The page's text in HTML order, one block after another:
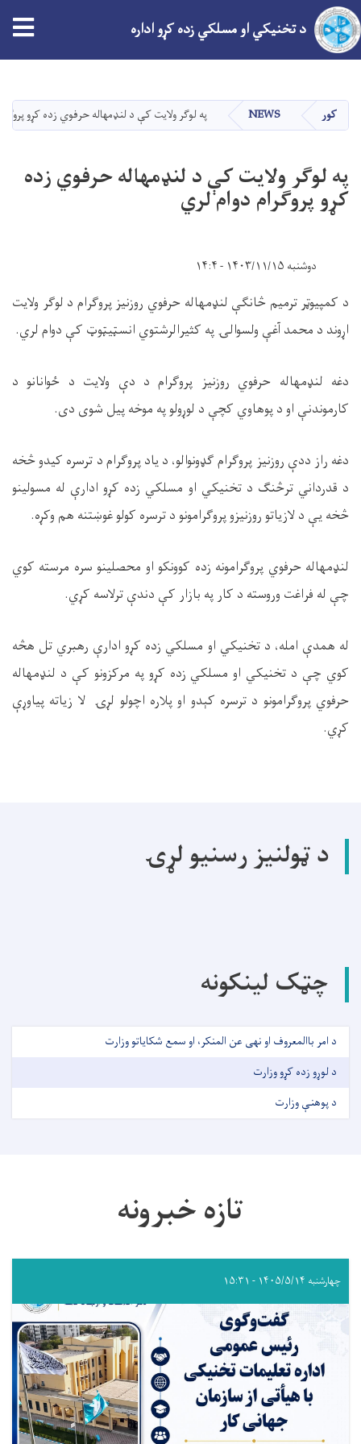
دانګل
د تخنیکي او مسلکي زده کړو اداره
کور NEWS په لوګر ولایت کې د لنډمهاله حرفوي زده کړو
په لوګر ولایت کې د لنډمهاله حرفوي زده
کړو پروګرام دوام لري
دوشنبه ۱۴۰۳/۱۱/۱۵ - ۱۴:۴
د کمپیوټر ترمیم څانګې لنډمهاله حرفوي روزنیز پروګرام د لوګر ولایت
اړوند د محمد آغې ولسوالۍ په کثیرالرشتوي انسټیټوټ کې دوام لري.
دغه لنډمهاله حرفوي روزنیز پروګرام د دې ولایت د ځوانانو د
کارموندنې او د پوهاوي کچې د لوړولو په موخه پیل شوی دی.
دغه راز ددې روزنیز پروګرام ګډونوالو، د یاد پروګرام د ترسره کیدو څخه
د قدرداني ترڅنګ د تخنیکي او مسلکي زده کړو ادارې له مسولینو
څخه یې د لازیاتو روزنیزو پروګرامونو د ترسره کولو غوښتنه هم وکړه.
لنډمهاله حرفوي پروګرامونه زده کوونکو او محصلینو سره مرسته کوي
چې له فراغت وروسته د کار په بازار کې دندې ترلاسه کړي.
له همدې امله، د تخنیکي او مسلکي زده کړو ادارې رهبري تل هڅه
کوي چې د تخنیکي او مسلکي زده کړو په مرکزونو کې د لنډمهاله
حرفوي پروګرامونو د ترسره کېدو او پلاره اچولو لړۍ لا زیاته پیاوړې
کړي.
د ټولنیز رسنیو لړۍ
چټک لینکونه
د امر باالمعروف او نهی عن المنکر، او سمع شکایاتو وزارت
د لوړو زده کړو وزارت
د پوهنې وزارت
تازه خبرونه
چهارشنبه ۱۴۰۵/۵/۱۴ - ۱۵:۳۱